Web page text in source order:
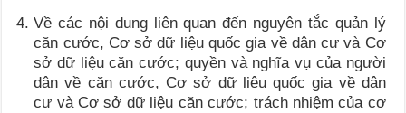
Về các nội dung liên quan đến nguyên tắc quản lý
căn cước, Cơ sở dữ liệu quốc gia về dân cư và Cơ
sở dữ liệu căn cước; quyền và nghĩa vụ của người
dân về căn cước, Cơ sở dữ liệu quốc gia về dân
cư và Cơ sở dữ liệu căn cước; trách nhiệm của cơ